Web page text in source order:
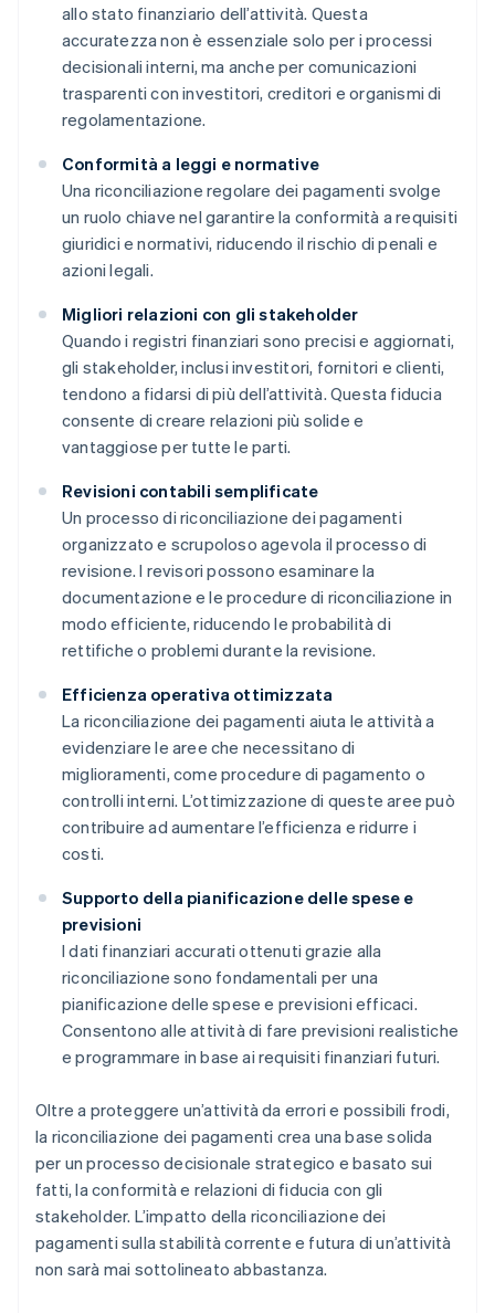
allo stato finanziario dell’attività. Questa
accuratezza non è essenziale solo per i processi
decisionali interni, ma anche per comunicazioni
trasparenti con investitori, creditori e organismi di
regolamentazione.
Conformità a leggi e normative
Una riconciliazione regolare dei pagamenti svolge
un ruolo chiave nel garantire la conformità a requisiti
giuridici e normativi, riducendo il rischio di penali e
azioni legali.
Migliori relazioni con gli stakeholder
Quando i registri finanziari sono precisi e aggiornati,
gli stakeholder, inclusi investitori, fornitori e clienti,
tendono a fidarsi di più dell’attività. Questa fiducia
consente di creare relazioni più solide e
vantaggiose per tutte le parti.
Revisioni contabili semplificate
Un processo di riconciliazione dei pagamenti
organizzato e scrupoloso agevola il processo di
revisione. I revisori possono esaminare la
documentazione e le procedure di riconciliazione in
modo efficiente, riducendo le probabilità di
rettifiche o problemi durante la revisione.
Efficienza operativa ottimizzata
La riconciliazione dei pagamenti aiuta le attività a
evidenziare le aree che necessitano di
miglioramenti, come procedure di pagamento o
controlli interni. L’ottimizzazione di queste aree può
contribuire ad aumentare l’efficienza e ridurre i
costi.
Supporto della pianificazione delle spese e
previsioni
I dati finanziari accurati ottenuti grazie alla
riconciliazione sono fondamentali per una
pianificazione delle spese e previsioni efficaci.
Consentono alle attività di fare previsioni realistiche
e programmare in base ai requisiti finanziari futuri.
Oltre a proteggere un’attività da errori e possibili frodi,
la riconciliazione dei pagamenti crea una base solida
per un processo decisionale strategico e basato sui
fatti, la conformità e relazioni di fiducia con gli
stakeholder. L’impatto della riconciliazione dei
pagamenti sulla stabilità corrente e futura di un’attività
non sarà mai sottolineato abbastanza.